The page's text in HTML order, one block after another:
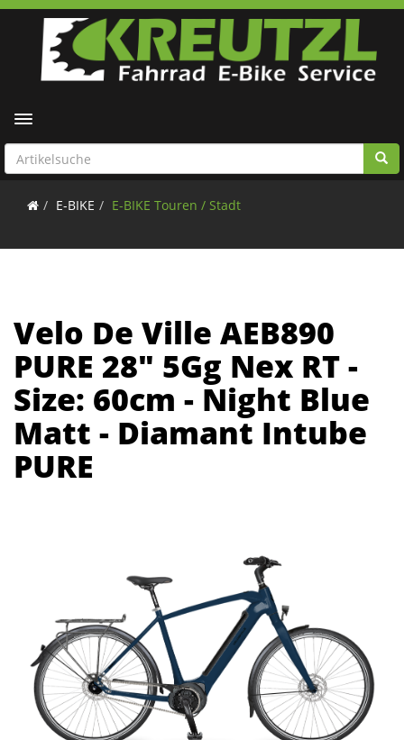
Toggle navigation
E-BIKE E-BIKE Touren / Stadt
Velo De Ville AEB890
PURE 28" 5Gg Nex RT -
Size: 60cm - Night Blue
Matt - Diamant Intube
PURE